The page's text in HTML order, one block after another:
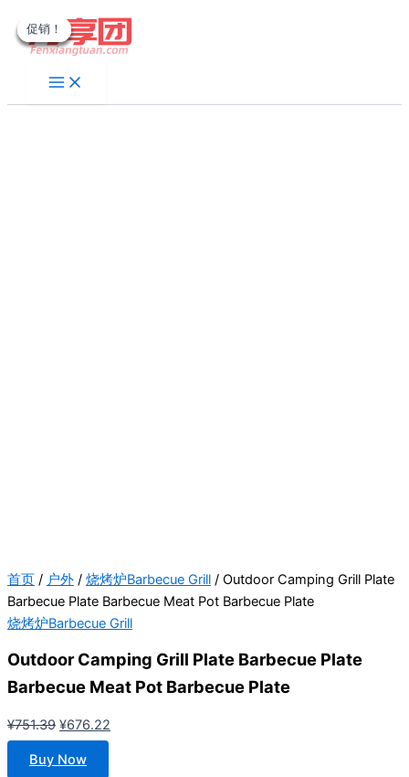
至
促销！
首页 / 户外 / 烧烤炉Barbecue Grill / Outdoor Camping Grill Plate
Barbecue Plate Barbecue Meat Pot Barbecue Plate
烧烤炉Barbecue Grill
Outdoor Camping Grill Plate Barbecue Plate
Barbecue Meat Pot Barbecue Plate
¥751.39 原
价
为：
¥676.22
Buy Now
促销！
促销！
促销！
促销！